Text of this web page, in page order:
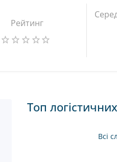
Рейтинг
Топ
Всі